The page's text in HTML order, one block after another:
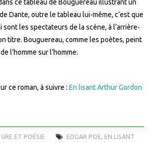
ce tableau de Bouguereau illustrant un
Dante, outre le tableau lui-même, c’est que
sont les spectateurs de la scène, à l’arrière-
titre. Bouguereau, comme les poètes, peint
l’homme sur l’homme.
ce roman, à suivre :En lisant Arthur Gordon
ET POÉSIE EDGAR POE EN LISANT